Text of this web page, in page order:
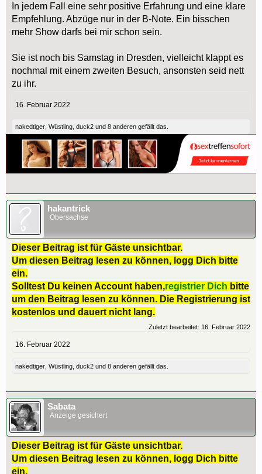
In jedem Fall eine sehr positive Erfahrung und eine klare
Empfehlung. Abzüge nur in der B-Note. Ein bisschen
mehr Show darfs bei mir schon sein.
Sie ist noch bis Samstag in Dresden, vielleicht klappt es
nochmal mit einem zweiten Besuch, ansonsten seid nett
zu ihr.
16. Februar 2022
nakedtiger Wüstling duck2 und 8 anderen gefällt das.
hakantrick
Obersachse
Dieser Beitrag ist für Gäste unsichtbar.
Um diesen Beitrag lesen zu können, logg Dich bitte
ein.
Solltest Du keinen Account haben,registrier Dich bitte
um den Beitrag lesen zu können. Die Registrierung ist
kostenlos und dauert nicht lang.
Zuletzt bearbeitet: 16. Februar 2022
16. Februar 2022
nakedtiger, Wüstling, duck2 und 8 anderen gefällt das.
Sabata
Anzeige gesichert
Dieser Beitrag ist für Gäste unsichtbar.
Um diesen Beitrag lesen zu können, logg Dich bitte
ein.